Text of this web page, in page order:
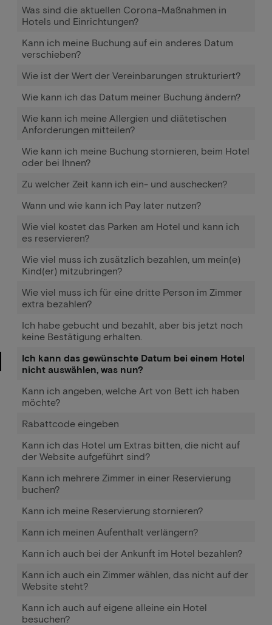
Was sind die aktuellen Corona-Maßnahmen in
Hotels und Einrichtungen?
Kann ich meine Buchung auf ein anderes Datum
verschieben?
Wie ist der Wert der Vereinbarungen strukturiert?
Wie kann ich das Datum meiner Buchung ändern?
Wie kann ich meine Allergien und diätetischen
Anforderungen mitteilen?
Wie kann ich meine Buchung stornieren, beim Hotel
oder bei Ihnen?
Zu welcher Zeit kann ich ein- und auschecken?
Wann und wie kann ich Pay later nutzen?
Wie viel kostet das Parken am Hotel und kann ich
es reservieren?
Wie viel muss ich zusätzlich bezahlen, um mein(e)
Kind(er) mitzubringen?
Wie viel muss ich für eine dritte Person im Zimmer
extra bezahlen?
Ich habe gebucht und bezahlt, aber bis jetzt noch
keine Bestätigung erhalten.
Ich kann das gewünschte Datum bei einem Hotel
nicht auswählen, was nun?
Kann ich angeben, welche Art von Bett ich haben
möchte?
Rabattcode eingeben
Kann ich das Hotel um Extras bitten, die nicht auf
der Website aufgeführt sind?
Kann ich mehrere Zimmer in einer Reservierung
buchen?
Kann ich meine Reservierung stornieren?
Kann ich meinen Aufenthalt verlängern?
Kann ich auch bei der Ankunft im Hotel bezahlen?
Kann ich auch ein Zimmer wählen, das nicht auf der
Website steht?
Kann ich auch auf eigene alleine ein Hotel
besuchen?